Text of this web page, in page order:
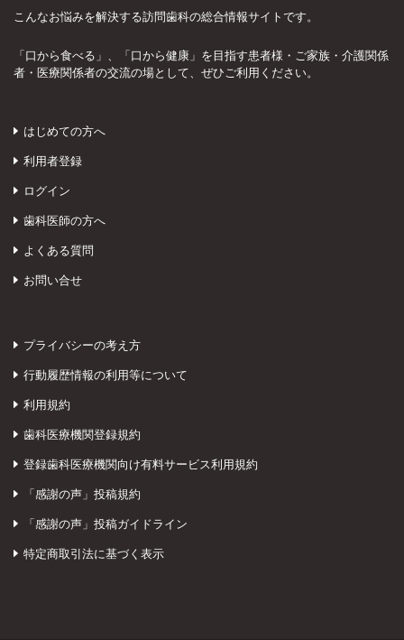
こんなお悩みを解決する訪問歯科の総合情報サイトです。
「口から食べる」、「口から健康」を目指す患者様・ご家族・介護関係
者・医療関係者の交流の場として、ぜひご利用ください。
はじめての方へ
利用者登録
ログイン
歯科医師の方へ
よくある質問
お問い合せ
プライバシーの考え方
行動履歴情報の利用等について
利用規約
歯科医療機関登録規約
登録歯科医療機関向け有料サービス利用規約
「感謝の声」投稿規約
「感謝の声」投稿ガイドライン
特定商取引法に基づく表示